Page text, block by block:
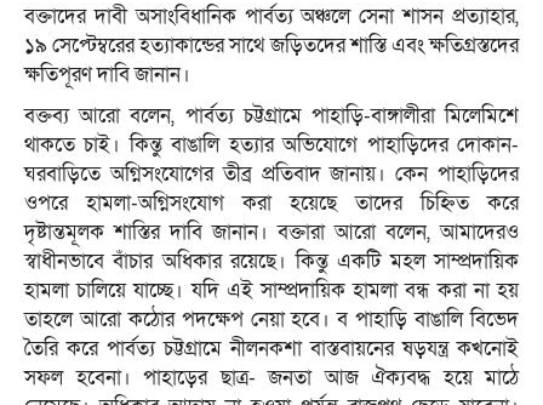
বক্তাদের দাবী অসাংবিধানিক পার্বত্য অঞ্চলে সেনা শাসন প্রত্যাহার,
১৯ সেপ্টেম্বরের হত্যাকান্ডের সাথে জড়িতদের শাস্তি এবং ক্ষতিগ্রস্তদের
ক্ষতিপূরণ দাবি জানান।
বক্তব্য আরো বলেন, পার্বত্য চট্টগ্রামে পাহাড়ি-বাঙ্গালীরা মিলেমিশে
থাকতে চাই। কিন্তু বাঙালি হত্যার অভিযোগে পাহাড়িদের দোকান-
ঘরবাড়িতে অগ্নিসংযোগের তীব্র প্রতিবাদ জানায়। কেন পাহাড়িদের
ওপরে হামলা-অগ্নিসংযোগ করা হয়েছে তাদের চিহ্নিত করে
দৃষ্টান্তমূলক শাস্তির দাবি জানান। বক্তারা আরো বলেন, আমাদেরও
স্বাধীনভাবে বাঁচার অধিকার রয়েছে। কিন্তু একটি মহল সাম্প্রদায়িক
হামলা চালিয়ে যাচ্ছে। যদি এই সাম্প্রদায়িক হামলা বন্ধ করা না হয়
তাহলে আরো কঠোর পদক্ষেপ নেয়া হবে। ব পাহাড়ি বাঙালি বিভেদ
তৈরি করে পার্বত্য চট্টগ্রামে নীলনকশা বাস্তবায়নের ষড়যন্ত্র কখনোই
সফল হবেনা। পাহাড়ের ছাত্র- জনতা আজ ঐক্যবদ্ধ হয়ে মাঠে